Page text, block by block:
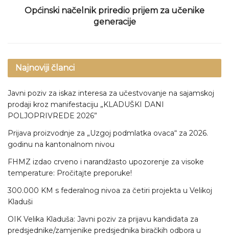
Općinski načelnik priredio prijem za učenike
generacije
Najnoviji članci
Javni poziv za iskaz interesa za učestvovanje na sajamskoj
prodaji kroz manifestaciju „KLADUŠKI DANI
POLJOPRIVREDE 2026”
Prijava proizvodnje za „Uzgoj podmlatka ovaca“ za 2026.
godinu na kantonalnom nivou
FHMZ izdao crveno i narandžasto upozorenje za visoke
temperature: Pročitajte preporuke!
300.000 KM s federalnog nivoa za četiri projekta u Velikoj
Kladuši
OIK Velika Kladuša: Javni poziv za prijavu kandidata za
predsjednike/zamjenike predsjednika biračkih odbora u